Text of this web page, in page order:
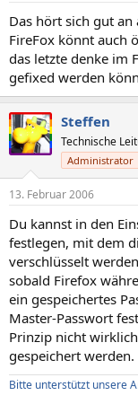
Das hört sich gut
FireFox könnt auch
das letzte denke im
gefixed werden
Steffen
Technische
Administrator
13. Februar 2006
Du kannst in den
festlegen, mit dem
verschlüsselt
sobald Firefox
ein gespeichertes
Master-Passwort
Prinzip nicht
gespeichert werden.
Bitte unterstützt unsere